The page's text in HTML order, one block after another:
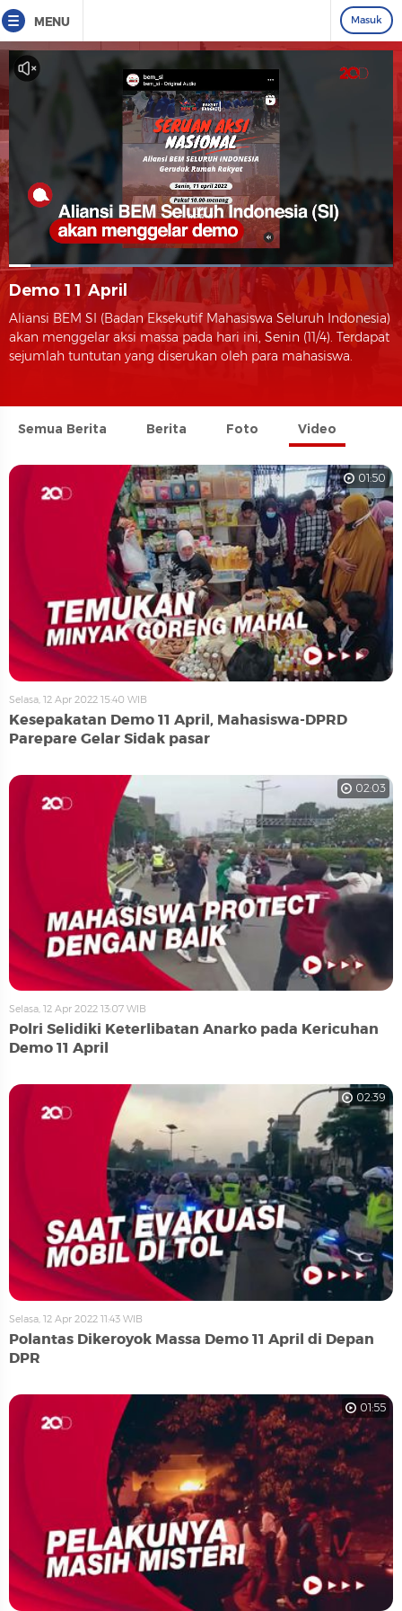
MENU Masuk
Demo 11 April
Aliansi BEM SI (Badan Eksekutif Mahasiswa Seluruh Indonesia)
akan menggelar aksi massa pada hari ini, Senin (11/4). Terdapat
sejumlah tuntutan yang diserukan oleh para mahasiswa.
Semua Berita Berita Foto Video
01:50
Selasa, 12 Apr 2022 15:40 WIB
Kesepakatan Demo 11 April, Mahasiswa-DPRD
Parepare Gelar Sidak pasar
02:03
Selasa, 12 Apr 2022 13:07 WIB
Polri Selidiki Keterlibatan Anarko pada Kericuhan
Demo 11 April
02:39
Selasa, 12 Apr 2022 11:43 WIB
Polantas Dikeroyok Massa Demo 11 April di Depan
DPR
01:55